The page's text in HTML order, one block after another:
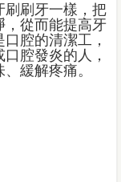
刷刷牙一樣，把
，從而能提高牙
腔的清潔工，
腔發炎的人，
緩解疼痛。